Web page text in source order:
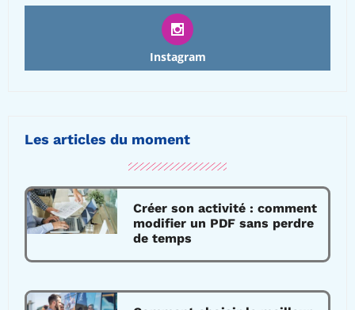
Instagram
Les articles du moment
Créer son activité : comment
modifier un PDF sans perdre
de temps